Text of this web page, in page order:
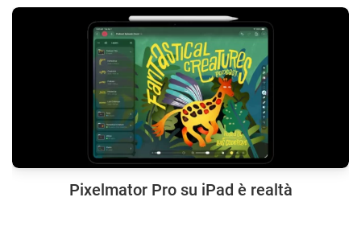
Pixelmator Pro su iPad è realtà